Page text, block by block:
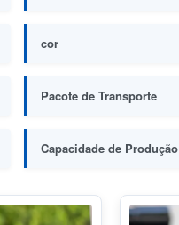
cor
Pacote de Transporte
Capacidade de Produção